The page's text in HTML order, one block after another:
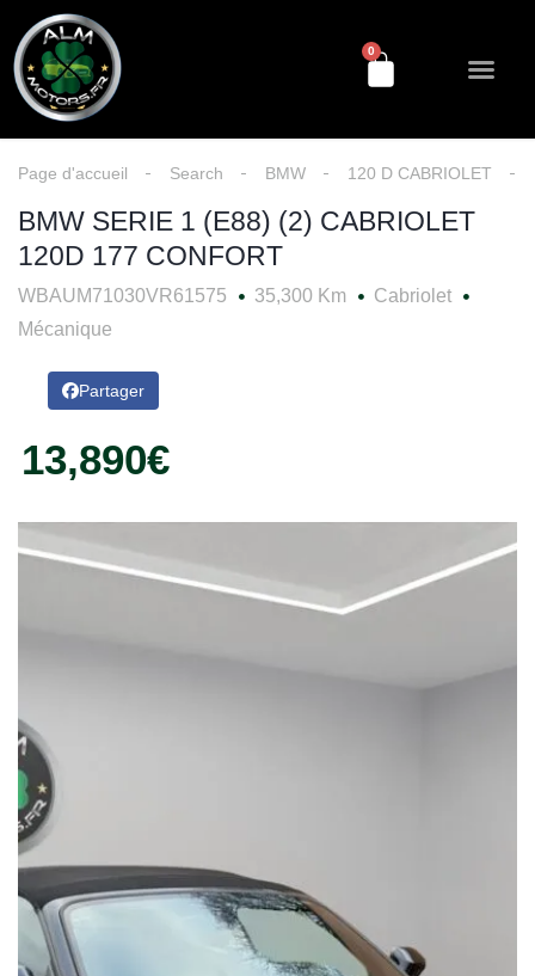
0
Page d'accueil Search BMW 120 D CABRIOLET
BMW SERIE 1 (E88) (2) CABRIOLET
120D 177 CONFORT
WBAUM71030VR61575 35,300 Km
Cabriolet
Mécanique
Partager
13,890€